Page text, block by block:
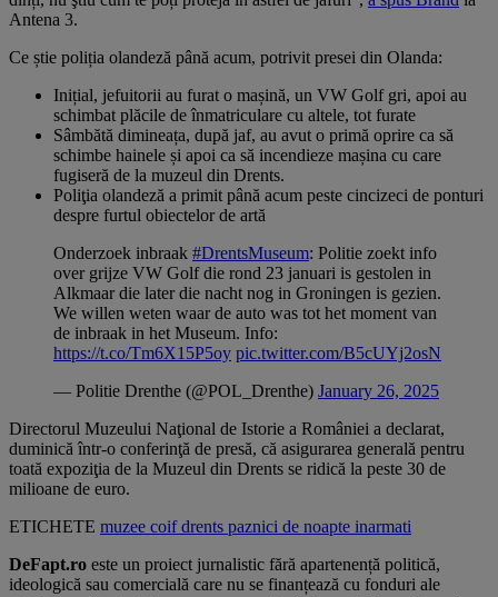
Antena 3.
Ce știe poliția olandeză până acum, potrivit presei din Olanda:
Inițial, jefuitorii au furat o mașină, un VW Golf gri, apoi au
schimbat plăcile de înmatriculare cu altele, tot furate
Sâmbătă dimineața, după jaf, au avut o primă oprire ca să
schimbe hainele și apoi ca să incendieze mașina cu care
fugiseră de la muzeul din Drents.
Poliţia olandeză a primit până acum peste cincizeci de ponturi
despre furtul obiectelor de artă
Onderzoek inbraak #DrentsMuseum: Politie zoekt info
over grijze VW Golf die rond 23 januari is gestolen in
Alkmaar die later die nacht nog in Groningen is gezien.
We willen weten waar de auto was tot het moment van
de inbraak in het Museum. Info:
https://t.co/Tm6X15P5oy pic.twitter.com/B5cUYj2osN
— Politie Drenthe (@POL_Drenthe) January 26, 2025
Directorul Muzeului Naţional de Istorie a României a declarat,
duminică într-o conferinţă de presă, că asigurarea generală pentru
toată expoziţia de la Muzeul din Drents se ridică la peste 30 de
milioane de euro.
ETICHETE muzee coifdrents paznici de noapte inarmati
DeFapt.ro este un proiect jurnalistic fără apartenență politică,
ideologică sau comercială care nu se finanțează cu fonduri ale